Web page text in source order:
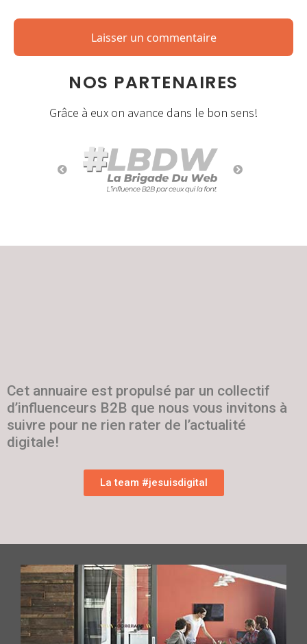
NOS PARTENAIRES
Grâce à eux on avance dans le bon sens!
Cet annuaire est propulsé par un collectif
d’influenceurs B2B que nous vous invitons à
suivre pour ne rien rater de l’actualité
digitale!
La team #jesuisdigital